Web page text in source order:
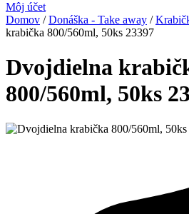
Môj účet
Domov /Donáška - Take away /
krabička 800/560ml, 50ks 23397
Dvojdielna
800/560ml, 50ks